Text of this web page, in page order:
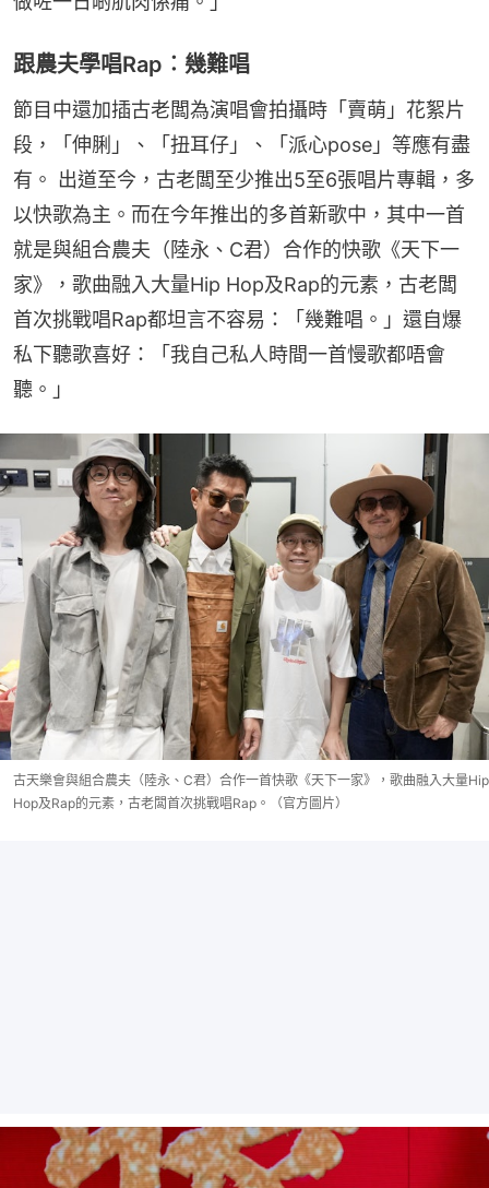
跟農夫學唱Rap︰幾難唱
節目中還加插古老闆為演唱會拍攝時「賣萌」花絮片
段，「伸脷」、「扭耳仔」、「派心pose」等應有盡
有。 出道至今，古老闆至少推出5至6張唱片專輯，多
以快歌為主。而在今年推出的多首新歌中，其中一首
就是與組合農夫（陸永、C君）合作的快歌《天下一
家》，歌曲融入大量Hip Hop及Rap的元素，古老闆
首次挑戰唱Rap都坦言不容易：「幾難唱。」還自爆
私下聽歌喜好：「我自己私人時間一首慢歌都唔會
聽。」
古天樂會與組合農夫（陸永、C君）合作一首快歌《天下一家》，歌曲融入大量Hip
Hop及Rap的元素，古老闆首次挑戰唱Rap。（官方圖片）